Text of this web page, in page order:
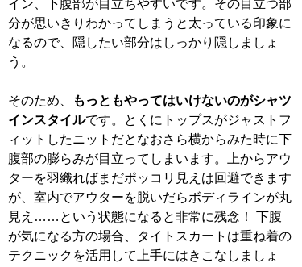
イン、下腹部が目立ちやすいです。その目立つ部
分が思いきりわかってしまうと太っている印象に
なるので、隠したい部分はしっかり隠しましょ
う。
そのため、
もっともやってはいけないのがシャツ
インスタイルです。とくにトップスがジャストフ
ィットしたニットだとなおさら横からみた時に下
腹部の膨らみが目立ってしまいます。上からアウ
ターを羽織ればまだポッコリ見えは回避できます
が、室内でアウターを脱いだらボディラインが丸
見え……という状態になると非常に残念！ 下腹
が気になる方の場合、タイトスカートは重ね着の
テクニックを活用して上手にはきこなしましょ